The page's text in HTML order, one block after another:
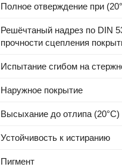
Полное отверждение при
Решёчтаный надрез по DIN
прочности сцепления
Испытание сгибом на
Наружное покрытие
Высыхание до отлипа (20°C)
Устойчивость к истиранию
Пигмент